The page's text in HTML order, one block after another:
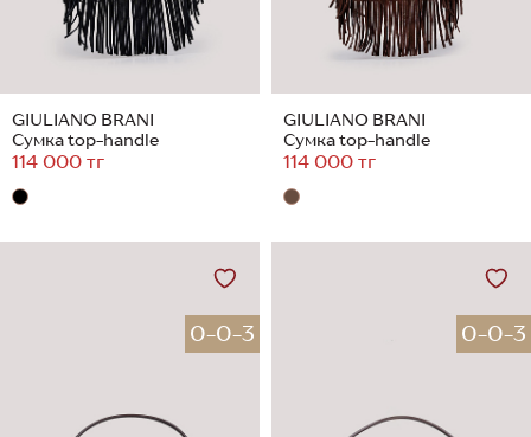
GIULIANO BRANI
Сумка top-handle
114 000 тг
GIULIANO BRANI
Сумка top-handle
114 000 тг
0-0-3 0-0-3